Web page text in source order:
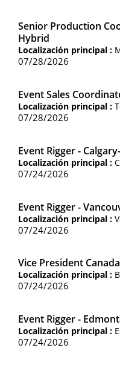
Senior Production
Hybrid
Localización principal :
07/28/2026
Event Sales
Localización principal :
07/28/2026
Event Rigger -
Localización principal :
07/24/2026
Event Rigger -
Localización principal :
07/24/2026
Vice President
Localización principal :
07/24/2026
Event Rigger -
Localización principal :
07/24/2026